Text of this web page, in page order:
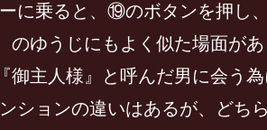
に乗ると、⑲のボタンを押し、
ゆうじにもよく似た場面があ
御主人様』と呼んだ男に会う為
ションの違いはあるが、どち